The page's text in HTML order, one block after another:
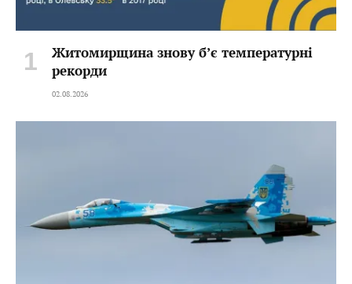
Житомирщина знову б’є температурні
рекорди
02.08.2026